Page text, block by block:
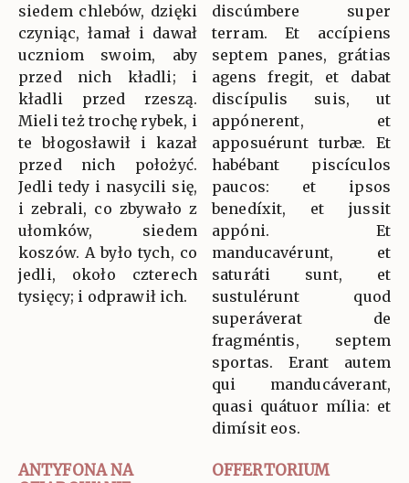
siedem chlebów, dzięki
czyniąc, łamał i dawał
uczniom swoim, aby
przed nich kładli; i
kładli przed rzeszą.
Mieli też trochę rybek, i
te błogosławił i kazał
przed nich położyć.
Jedli tedy i nasycili się,
i zebrali, co zbywało z
ułomków, siedem
koszów. A było tych, co
jedli, około czterech
tysięcy; i odprawił ich.
discúmbere super
terram. Et accípiens
septem panes, grátias
agens fregit, et dabat
discípulis suis, ut
appónerent, et
apposuérunt turbæ. Et
habébant piscículos
paucos: et ipsos
benedíxit, et jussit
appóni. Et
manducavérunt, et
saturáti sunt, et
sustulérunt quod
superáverat de
fragméntis, septem
sportas. Erant autem
qui manducáverant,
quasi quátuor mília: et
dimísit eos.
ANTYFONA NA
OFFERTORIUM